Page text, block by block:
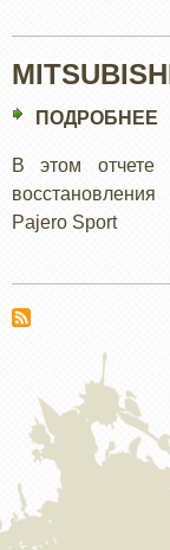
ПОДРОБНЕЕ
В этом отчете
Pajero Sport